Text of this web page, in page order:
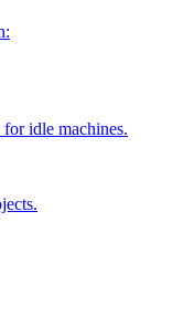
idle machines.